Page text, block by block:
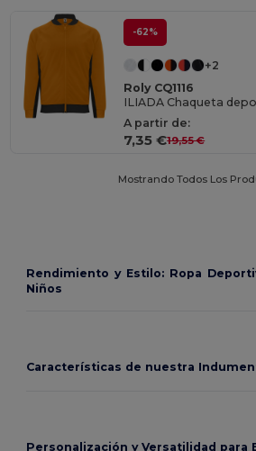
-62%
+2
Roly CQ1116
ILIADA Chaqueta
A partir de:
7,35 €19,55 €
Mostrando Todos Los
Rendimiento y Estilo: Ropa
Niños
Características de nuestra
Personalización y Versatilidad para